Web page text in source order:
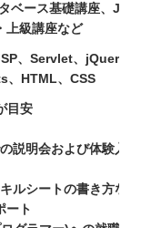
ベース基礎講座、
上級講座など
、Servlet、jQuery、
、HTML、CSS
目安
説明会および体験入学
ルシートの書き方な
ート